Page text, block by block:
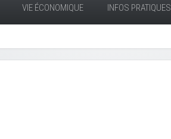
VIE ÉCONOMIQUE INFOS PRATIQUES